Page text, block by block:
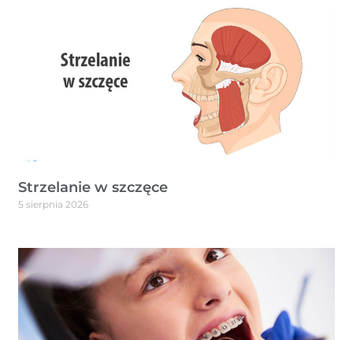
Strzelanie w szczęce
5 sierpnia 2026